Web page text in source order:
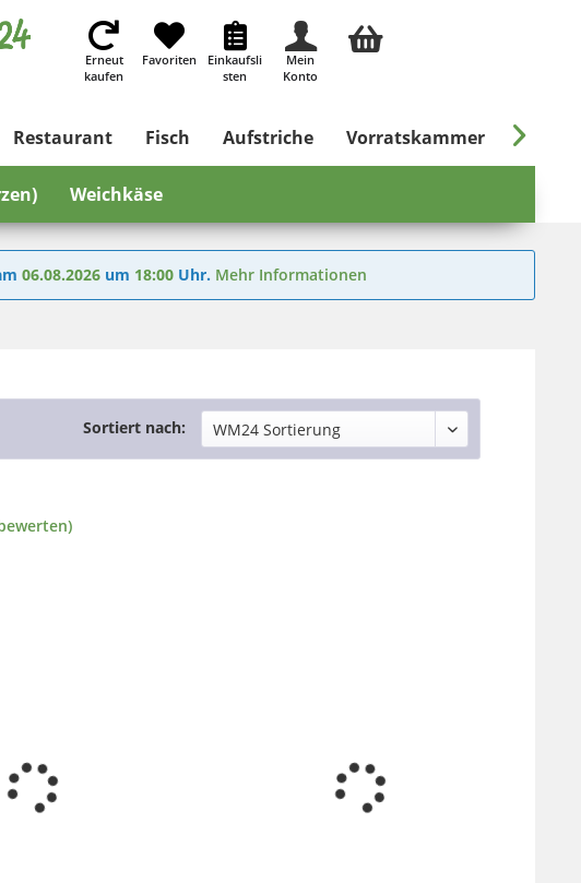
Erneut
kaufen
Favoriten
Einkaufsli
sten
Mein
Konto
Restaurant Fisch Aufstriche Vorratskammer Süßes
Weichkäse

06.08.2026 um 18:00 Uhr. Mehr Informationen
Sortiert nach: